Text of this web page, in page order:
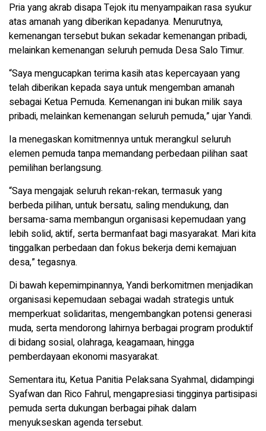
Pria yang akrab disapa Tejok itu menyampaikan rasa syukur
atas amanah yang diberikan kepadanya. Menurutnya,
kemenangan tersebut bukan sekadar kemenangan pribadi,
melainkan kemenangan seluruh pemuda Desa Salo Timur.
“Saya mengucapkan terima kasih atas kepercayaan yang
telah diberikan kepada saya untuk mengemban amanah
sebagai Ketua Pemuda. Kemenangan ini bukan milik saya
pribadi, melainkan kemenangan seluruh pemuda,” ujar Yandi.
Ia menegaskan komitmennya untuk merangkul seluruh
elemen pemuda tanpa memandang perbedaan pilihan saat
pemilihan berlangsung.
“Saya mengajak seluruh rekan-rekan, termasuk yang
berbeda pilihan, untuk bersatu, saling mendukung, dan
bersama-sama membangun organisasi kepemudaan yang
lebih solid, aktif, serta bermanfaat bagi masyarakat. Mari kita
tinggalkan perbedaan dan fokus bekerja demi kemajuan
desa,” tegasnya.
Di bawah kepemimpinannya, Yandi berkomitmen menjadikan
organisasi kepemudaan sebagai wadah strategis untuk
memperkuat solidaritas, mengembangkan potensi generasi
muda, serta mendorong lahirnya berbagai program produktif
di bidang sosial, olahraga, keagamaan, hingga
pemberdayaan ekonomi masyarakat.
Sementara itu, Ketua Panitia Pelaksana Syahmal, didampingi
Syafwan dan Rico Fahrul, mengapresiasi tingginya partisipasi
pemuda serta dukungan berbagai pihak dalam
menyukseskan agenda tersebut.